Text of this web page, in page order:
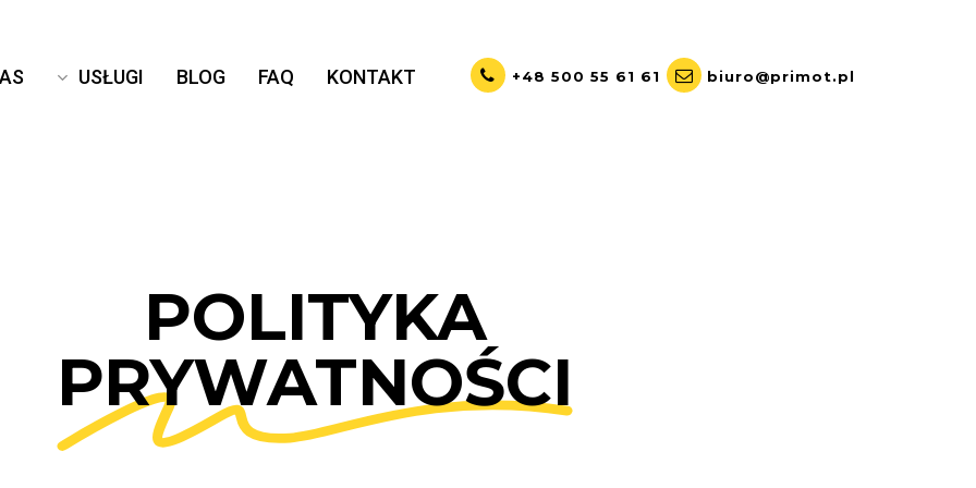
USŁUGI BLOG FAQ KONTAKT +48 500 55 61 61 biuro@primot.pl
POLITYKA
PRYWATNOŚCI